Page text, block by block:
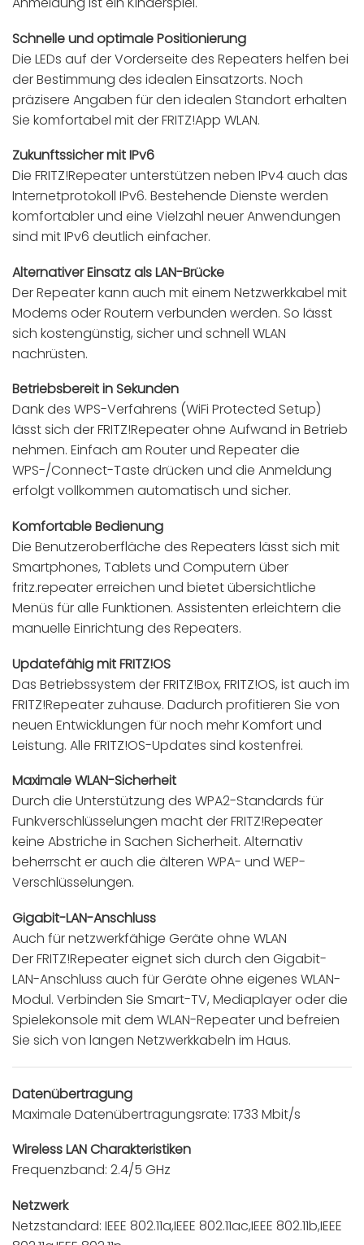
Schnelle und optimale Positionierung
Die LEDs auf der Vorderseite des Repeaters helfen bei
der Bestimmung des idealen Einsatzorts. Noch
präzisere Angaben für den idealen Standort erhalten
Sie komfortabel mit der FRITZ!App WLAN.
Zukunftssicher mit IPv6
Die FRITZ!Repeater unterstützen neben IPv4 auch das
Internetprotokoll IPv6. Bestehende Dienste werden
komfortabler und eine Vielzahl neuer Anwendungen
sind mit IPv6 deutlich einfacher.
Alternativer Einsatz als LAN-Brücke
Der Repeater kann auch mit einem Netzwerkkabel mit
Modems oder Routern verbunden werden. So lässt
sich kostengünstig, sicher und schnell WLAN
nachrüsten.
Betriebsbereit in Sekunden
Dank des WPS-Verfahrens (WiFi Protected Setup)
lässt sich der FRITZ!Repeater ohne Aufwand in Betrieb
nehmen. Einfach am Router und Repeater die
WPS-/Connect-Taste drücken und die Anmeldung
erfolgt vollkommen automatisch und sicher.
Komfortable Bedienung
Die Benutzeroberfläche des Repeaters lässt sich mit
Smartphones, Tablets und Computern über
fritz.repeater erreichen und bietet übersichtliche
Menüs für alle Funktionen. Assistenten erleichtern die
manuelle Einrichtung des Repeaters.
Updatefähig mit FRITZ!OS
Das Betriebssystem der FRITZ!Box, FRITZ!OS, ist auch im
FRITZ!Repeater zuhause. Dadurch profitieren Sie von
neuen Entwicklungen für noch mehr Komfort und
Leistung. Alle FRITZ!OS-Updates sind kostenfrei.
Maximale WLAN-Sicherheit
Durch die Unterstützung des WPA2-Standards für
Funkverschlüsselungen macht der FRITZ!Repeater
keine Abstriche in Sachen Sicherheit. Alternativ
beherrscht er auch die älteren WPA- und WEP-
Verschlüsselungen.
Gigabit-LAN-Anschluss
Auch für netzwerkfähige Geräte ohne WLAN
Der FRITZ!Repeater eignet sich durch den Gigabit-
LAN-Anschluss auch für Geräte ohne eigenes WLAN-
Modul. Verbinden Sie Smart-TV, Mediaplayer oder die
Spielekonsole mit dem WLAN-Repeater und befreien
Sie sich von langen Netzwerkkabeln im Haus.
Datenübertragung
Maximale Datenübertragungsrate: 1733 Mbit/s
Wireless LAN Charakteristiken
Frequenzband: 2.4/5 GHz
Netzwerk
Netzstandard: IEEE 802.11a,IEEE 802.11ac,IEEE 802.11b,IEEE